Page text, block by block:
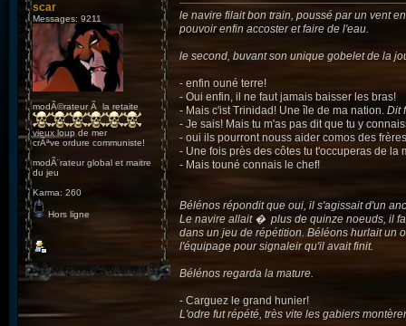
scar
Messages: 9211
modÃ©rateur Ã la retaite
vieux loup de mer
crÃªve ordure communiste!
modÃ¨rateur global et maitre
du jeu
Karma: 260
Hors ligne
le navire filait bon train, poussé par un vent
pouvoir enfin accoster et faire de l'eau.
le second, buvant son unique gobelet de la
- enfin ouné terre!
- Oui enfin, il ne faut jamais baisser les bras!
- Mais c'ist Trinidad! Une île de ma nation. Dit
- Je sais! Mais tu m'as pas dit que tu y
- oui ils pourront nouss aider comos des
- Une fois près des côtes tu t'occuperas de la
- Mais touné connais le chef!
Bélénos répondit que oui, il s'agissait d'un
Le navire allait � plus de quinze noeuds, il
dans un jeu de répétition. Béléons hurlait un
l'équipage pour signaleir qu'il avait finit.
Bélénos regarda la mature.
- Carguez le grand hunier!
L'odre fut répété, très vite les gabiers